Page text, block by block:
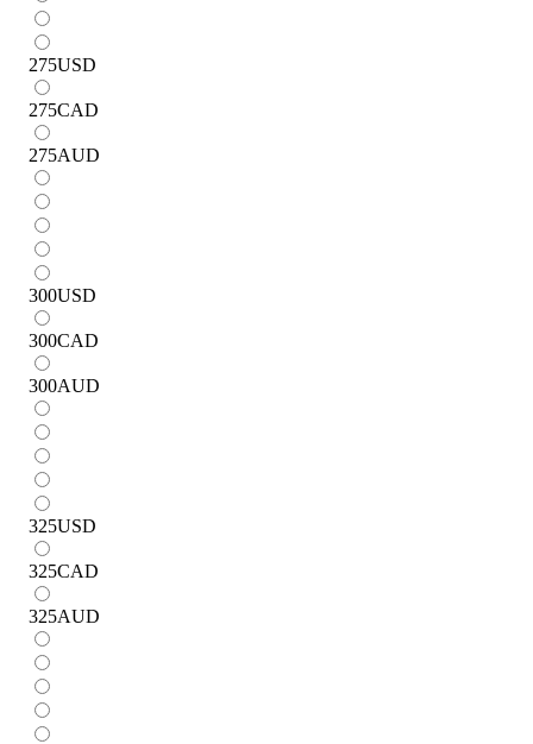
275USD
275CAD
275AUD
300USD
300CAD
300AUD
325USD
325CAD
325AUD